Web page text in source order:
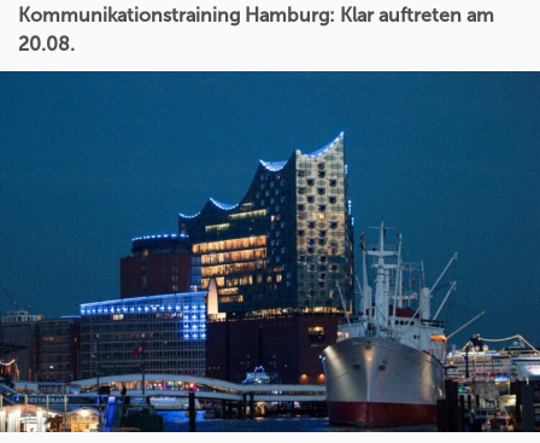
Kommunikationstraining Hamburg: Klar auftreten am
20.08.